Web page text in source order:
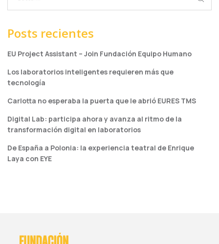
Posts recientes
EU Project Assistant – Join Fundación Equipo Humano
Los laboratorios inteligentes requieren más que
tecnología
Carlotta no esperaba la puerta que le abrió EURES TMS
Digital Lab: participa ahora y avanza al ritmo de la
transformación digital en laboratorios
De España a Polonia: la experiencia teatral de Enrique
Laya con EYE